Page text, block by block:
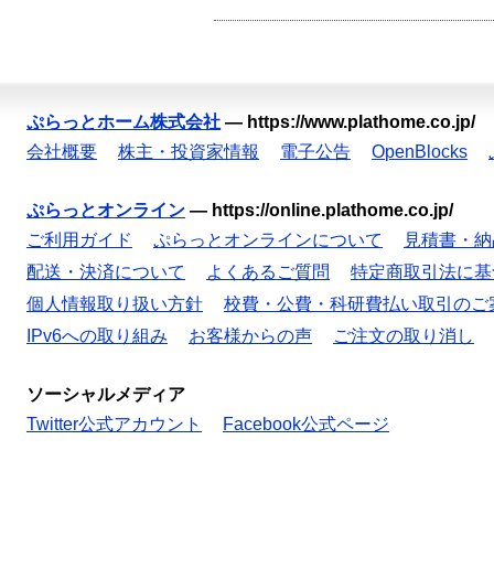
ぷらっとホーム株式会社 — https://www.plathome.co.jp/
会社概要
株主・投資家情報 電子公告 OpenBlocks
ぷらっとオンライン — https://online.plathome.co.jp/
ご利用ガイド
ぷらっとオンラインについて
見積書・
配送・決済について
よくあるご質問
特定商取引法に
個人情報取り扱い方針
校費・公費・科研費払い取引のご
IPv6への取り組み
お客様からの声 ご注文の取り消し
ソーシャルメディア
Twitter公式アカウント
Facebook公式ページ